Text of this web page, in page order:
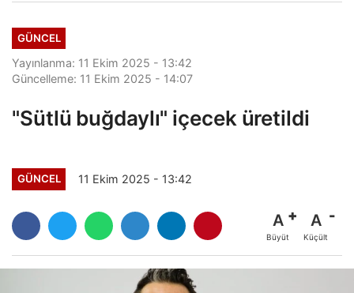
GÜNCEL
Yayınlanma: 11 Ekim 2025 - 13:42
Güncelleme: 11 Ekim 2025 - 14:07
"Sütlü buğdaylı" içecek üretildi
GÜNCEL 11 Ekim 2025 - 13:42
A
Büyüt
A
Küçült